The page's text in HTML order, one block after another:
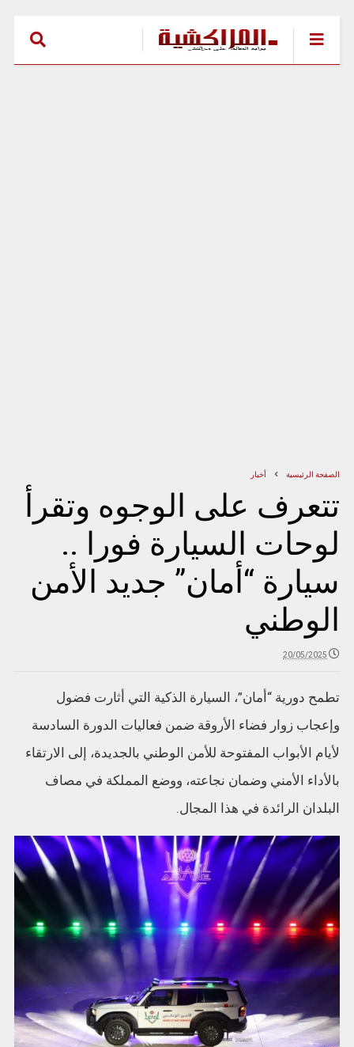
الصفحة الرئيسية أخبار
تتعرف على الوجوه وتقرأ
لوحات السيارة فورا ..
سيارة “أمان” جديد الأمن
الوطني
20/05/2025
تطمح دورية “أمان”، السيارة الذكية التي أثارت فضول
وإعجاب زوار فضاء الأروقة ضمن فعاليات الدورة السادسة
لأيام الأبواب المفتوحة للأمن الوطني بالجديدة، إلى الارتقاء
بالأداء الأمني وضمان نجاعته، ووضع المملكة في مصاف
البلدان الرائدة في هذا المجال.